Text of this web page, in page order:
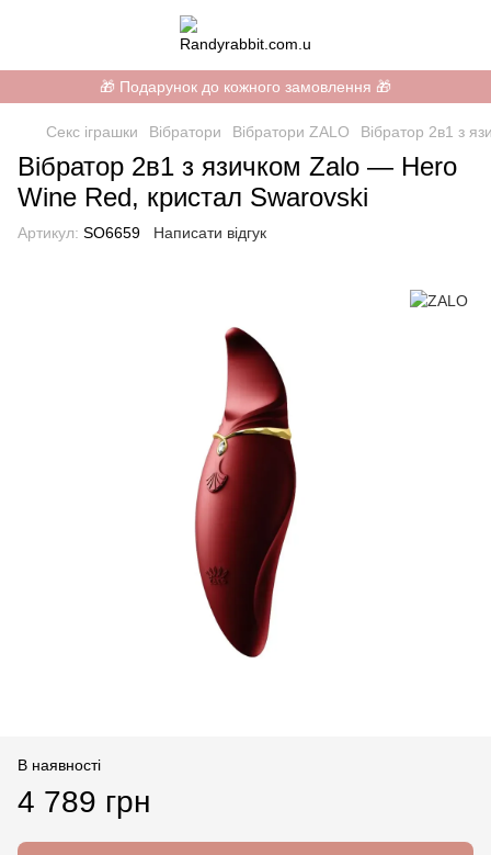
🎁 Подарунок до кожного замовлення 🎁
Секс іграшки Вібратори Вібратори ZALO Вібратор 2в1 з
Вібратор 2в1 з язичком Zalo — Hero
Wine Red, кристал Swarovski
Артикул: SO6659 Написати відгук
В наявності
4 789 грн